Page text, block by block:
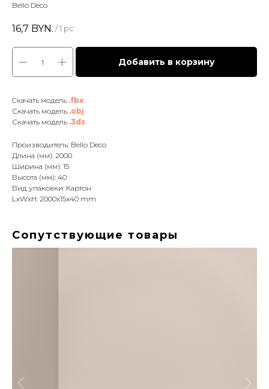
Bello Deco
16,7 BYN. / 1 pc
Добавить в корзину
Cкачать модель .fbx
Скачать модель .obj
Скачать модель .3ds
Производитель: Bello Deco
Длина (мм): 2000
Ширина (мм): 15
Высота (мм): 40
Вид упаковки: Картон
LxWxH: 2000x15x40 mm
Сопутствующие товары